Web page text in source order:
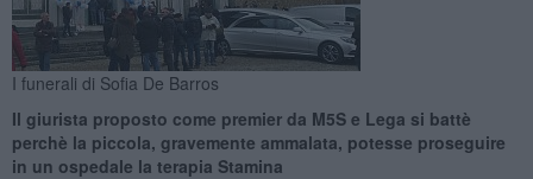
I funerali di Sofia De Barros
Il giurista proposto come premier da M5S e Lega si battè
perchè la piccola, gravemente ammalata, potesse proseguire
in un ospedale la terapia Stamina